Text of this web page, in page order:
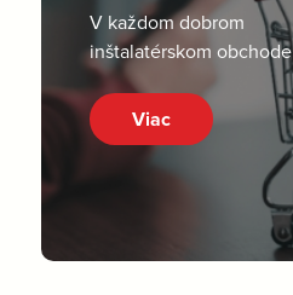
V každom dobrom
inštalatérskom obchode
Viac